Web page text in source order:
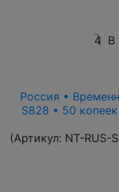
4 В
Россия •
S828 • 50
(Артикул: NT-RUS-